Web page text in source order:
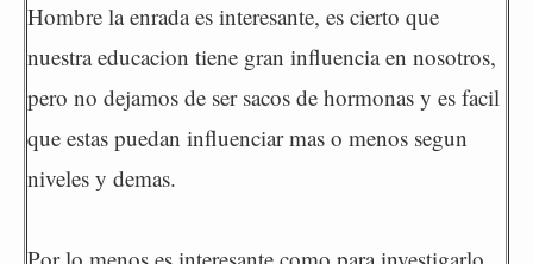
Hombre la enrada es interesante, es cierto que
nuestra educacion tiene gran influencia en nosotros,
pero no dejamos de ser sacos de hormonas y es facil
que estas puedan influenciar mas o menos segun
niveles y demas.